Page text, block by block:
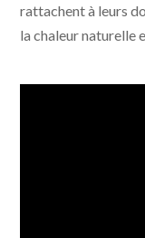
rattachent à leurs
la chaleur naturelle